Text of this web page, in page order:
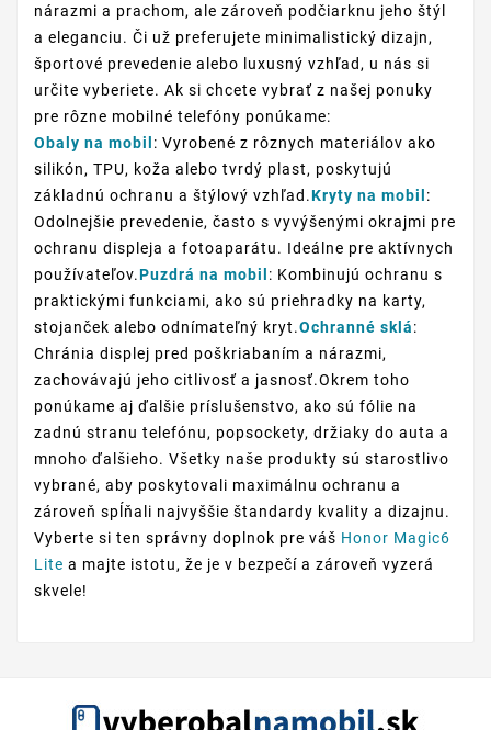
nárazmi a prachom, ale zároveň podčiarknu jeho štýl
a eleganciu. Či už preferujete minimalistický dizajn,
športové prevedenie alebo luxusný vzhľad, u nás si
určite vyberiete. Ak si chcete vybrať z našej ponuky
pre rôzne mobilné telefóny ponúkame:
Obaly na mobil : Vyrobené z rôznych materiálov ako
silikón, TPU, koža alebo tvrdý plast, poskytujú
základnú ochranu a štýlový vzhľad.Kryty na mobil :
Odolnejšie prevedenie, často s vyvýšenými okrajmi pre
ochranu displeja a fotoaparátu. Ideálne pre aktívnych
používateľov.Puzdrá na mobil : Kombinujú ochranu s
praktickými funkciami, ako sú priehradky na karty,
stojanček alebo odnímateľný kryt.Ochranné sklá:
Chránia displej pred poškriabaním a nárazmi,
zachovávajú jeho citlivosť a jasnosť.Okrem toho
ponúkame aj ďalšie príslušenstvo, ako sú fólie na
zadnú stranu telefónu, popsockety, držiaky do auta a
mnoho ďalšieho. Všetky naše produkty sú starostlivo
vybrané, aby poskytovali maximálnu ochranu a
zároveň spĺňali najvyššie štandardy kvality a dizajnu.
Vyberte si ten správny doplnok pre váš Honor Magic6
Lite a majte istotu, že je v bezpečí a zároveň vyzerá
skvele!